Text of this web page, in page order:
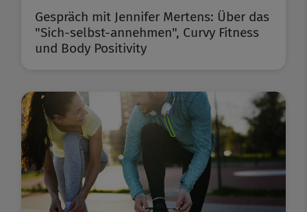
Gespräch mit Jennifer Mertens: Über das
"Sich-selbst-annehmen", Curvy Fitness
und Body Positivity